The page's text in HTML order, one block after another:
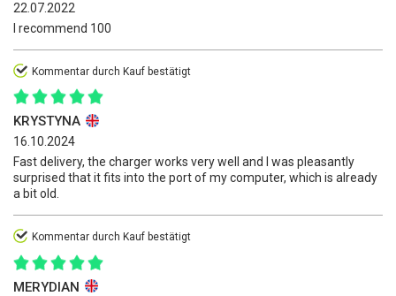
22.07.2022
I recommend 100
Kommentar durch Kauf bestätigt
KRYSTYNA
16.10.2024
Fast delivery, the charger works very well and I was pleasantly
surprised that it fits into the port of my computer, which is already
a bit old.
Kommentar durch Kauf bestätigt
MERYDIAN